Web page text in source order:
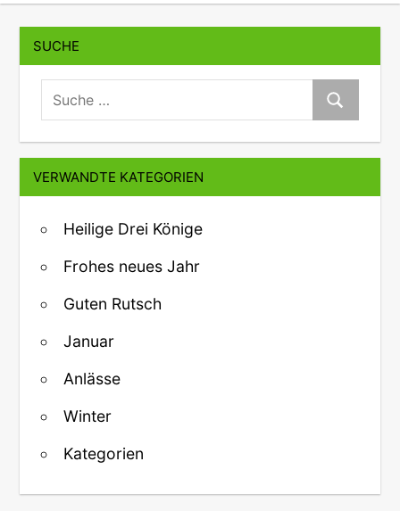
SUCHE
suche:
Suche
VERWANDTE KATEGORIEN
Heilige Drei Könige
Frohes neues Jahr
Guten Rutsch
Januar
Anlässe
Winter
Kategorien